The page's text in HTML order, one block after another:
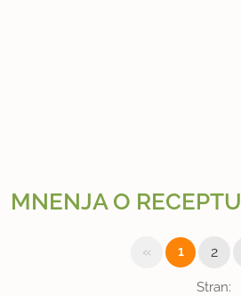
MNENJA O RECEPTU
Stran:
« 1 2